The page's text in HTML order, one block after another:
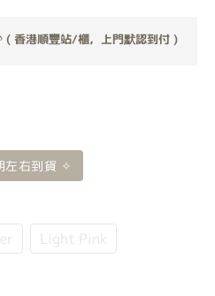
( 香港順豐站/櫃，上門默認到付 )
右到貨 ✧
Light Pink